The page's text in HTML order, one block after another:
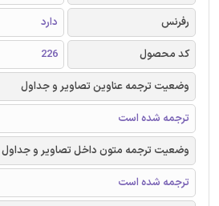
رفرنس
دارد
کد محصول
226
وضعیت ترجمه عناوین تصاویر و جداول
ترجمه شده است
وضعیت ترجمه متون داخل تصاویر و جداول
ترجمه شده است